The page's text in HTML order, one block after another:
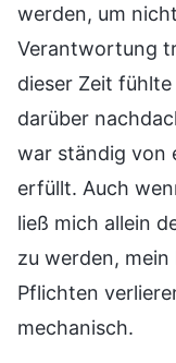
werden, um
Verantwortung
dieser Zeit
darüber
war ständig von
erfüllt. Auch
ließ mich allein
zu werden,
Pflichten
mechanisch.